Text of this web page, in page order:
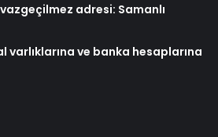
adresi: Samanlı
varlıklarına ve banka hesaplarına